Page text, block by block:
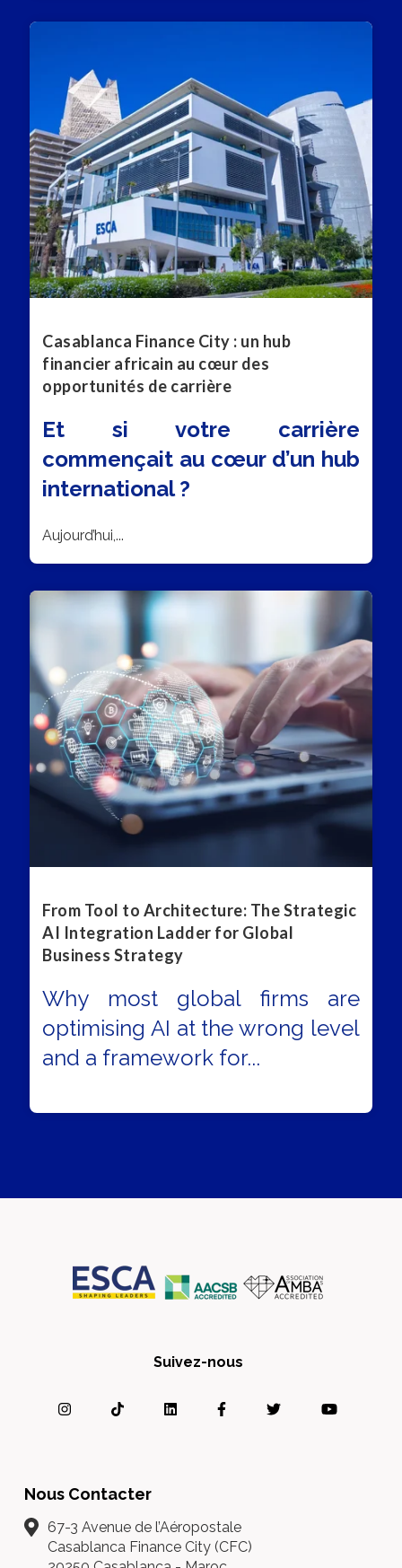
Casablanca Finance City : un hub
financier africain au cœur des
opportunités de carrière
Et si votre carrière
commençait au cœur d’un hub
international ?
Aujourd’hui,...
From Tool to Architecture: The Strategic
AI Integration Ladder for Global
Business Strategy
Why most global firms are
optimising AI at the wrong level
and a framework for...
Suivez-nous
Nous Contacter
67-3 Avenue de l’Aéropostale
Casablanca Finance City (CFC)